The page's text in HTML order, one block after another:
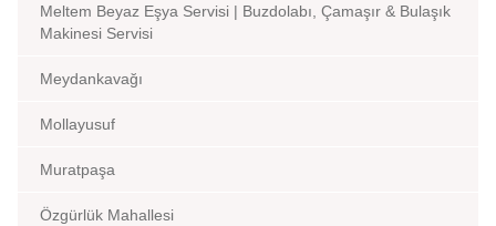
Meltem Beyaz Eşya Servisi | Buzdolabı, Çamaşır & Bulaşık
Makinesi Servisi
Meydankavağı
Mollayusuf
Muratpaşa
Özgürlük Mahallesi